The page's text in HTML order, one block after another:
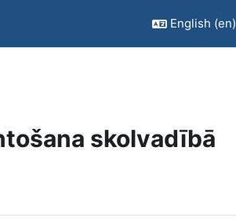
English ‎(en)‎
skolvadībā